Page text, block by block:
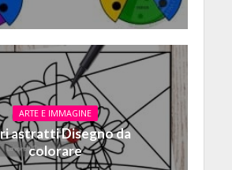
ARTE E IMMAGINE
astratti Disegno da
colorare